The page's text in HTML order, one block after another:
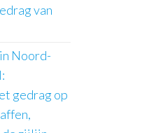
van
Noord-
gedrag op